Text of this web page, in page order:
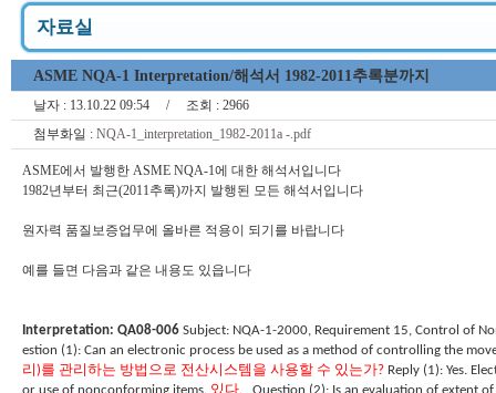
자료실
ASME NQA-1 Interpretation/해석서 1982-2011추록분까지
날자 : 13.10.22 09:54 / 조회 : 2966
첨부화일 : NQA-1_interpretation_1982-2011a -.pdf
ASME에서 발행한 ASME NQA-1에 대한 해석서입니다
1982년부터 최근(2011추록)까지 발행된 모든 해석서입니다
원자력 품질보증업무에 올바른 적용이 되기를 바랍니다
예를 들면 다음과 같은 내용도 있읍니다
Interpretation: QA08-006 Subject: NQA-1-2000, Requirement 15, Control of
estion (1): Can an electronic process be used as a method of controlling the
리 )를 관리하는 방법으로 전산시스템을 사용할 수 있는가? Reply (1): Yes.